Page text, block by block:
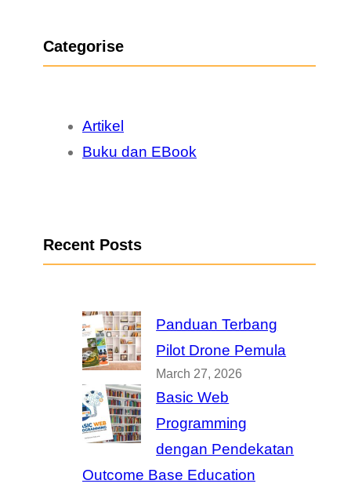
Categorise
Artikel
Buku dan EBook
Recent Posts
Panduan Terbang
Pilot Drone Pemula
March 27, 2026
Basic Web
Programming
dengan Pendekatan
Outcome Base Education